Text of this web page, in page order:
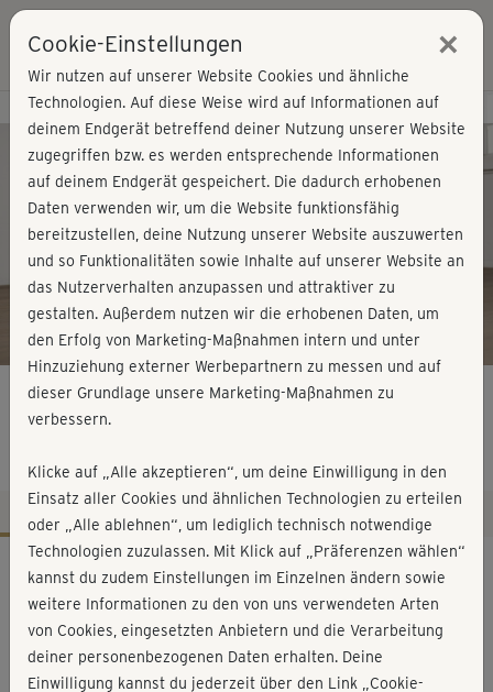
Play
Video
Kursvorschau - Jetzt mitmachen!
Abnehmen mit Nina & Ewi - Kurs 2
Workout-Facts
leicht
45 Min
193 kcal
Cookie-Einstellungen ×
Wir nutzen auf unserer Website Cookies und ähnliche
Technologien. Auf diese Weise wird auf Informationen auf
deinem Endgerät betreffend deiner Nutzung unserer Website
zugegriffen bzw. es werden entsprechende Informationen
auf deinem Endgerät gespeichert. Die dadurch erhobenen
Daten verwenden wir, um die Website funktionsfähig
bereitzustellen, deine Nutzung unserer Website auszuwerten
und so Funktionalitäten sowie Inhalte auf unserer Website an
das Nutzerverhalten anzupassen und attraktiver zu
gestalten. Außerdem nutzen wir die erhobenen Daten, um
den Erfolg von Marketing-Maßnahmen intern und unter
Hinzuziehung externer Werbepartnern zu messen und auf
dieser Grundlage unsere Marketing-Maßnahmen zu
verbessern.
Klicke auf „Alle akzeptieren“, um deine Einwilligung in den
Einsatz aller Cookies und ähnlichen Technologien zu erteilen
oder „Alle ablehnen“, um lediglich technisch notwendige
Technologien zuzulassen. Mit Klick auf „Präferenzen wählen“
kannst du zudem Einstellungen im Einzelnen ändern sowie
weitere Informationen zu den von uns verwendeten Arten
von Cookies, eingesetzten Anbietern und die Verarbeitung
deiner personenbezogenen Daten erhalten. Deine
Einwilligung kannst du jederzeit über den Link „Cookie-